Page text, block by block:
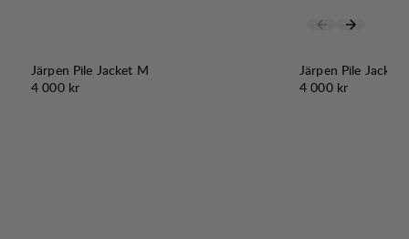
Järpen Pile Jacket M
Pris:
4 000 kr
Järpen Pile Jacket
Pris:
4 000 kr